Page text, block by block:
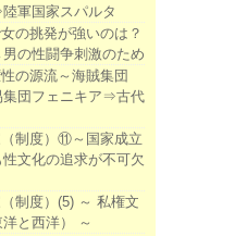
軍国家スパルタ
の挑発が強いのは？
の性闘争刺激のため
の源流～海賊集団
集団フェニキア⇒古代
制度）⑪～国家成立
文化の追求が不可欠
制度）(5) ～ 私権文
と西洋） ～